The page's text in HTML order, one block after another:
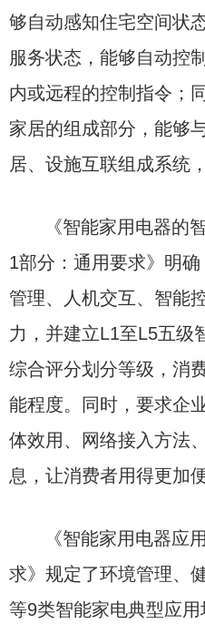
够自动感知住宅空间状
服务状态，能够自动控
内或远程的控制指令；
家居的组成部分，能够
居、设施互联组成系统
《智能家用电器的
1部分：通用要求》明
管理、人机交互、智能
力，并建立L1至L5五级
综合评分划分等级，消
能程度。同时，要求企
体效用、网络接入方法
息，让消费者用得更加便
《智能家用电器应
求》规定了环境管理、
等9类智能家电典型应